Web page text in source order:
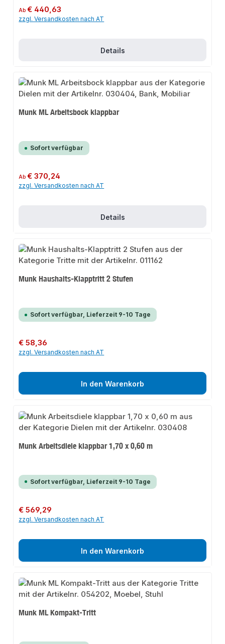
Regulärer Preis:
Ab€ 440,63
zzgl. Versandkosten nach AT
Details
Munk ML Arbeitsbock klappbar
Sofort verfügbar
Regulärer Preis:
Ab€ 370,24
zzgl. Versandkosten nach AT
Details
Munk Haushalts-Klapptritt 2 Stufen
Sofort verfügbar, Lieferzeit 9-10 Tage
Regulärer Preis:
€ 58,36
zzgl. Versandkosten nach AT
In den Warenkorb
Munk Arbeitsdiele klappbar 1,70 x 0,60 m
Sofort verfügbar, Lieferzeit 9-10 Tage
Regulärer Preis:
€ 569,29
zzgl. Versandkosten nach AT
In den Warenkorb
Munk ML Kompakt-Tritt